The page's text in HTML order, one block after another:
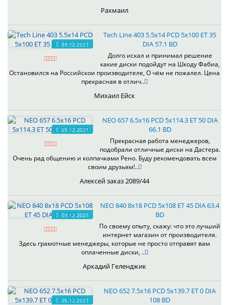
Рахмаил
09.12.2021
Tech Line 403 5.5x14 PCD 5x100 ET 35
DIA 57.1 BD
Долго искал и принимал решение
какие диски подойдут на Шкоду Фабиа,
Остановился на Российскои производителе, О чём не пожалел. Цена
прекрасная в отлич..
Михаил Ейск
09.12.2021
NEO 657 6.5x16 PCD 5x114.3 ET 50 DIA
66.1 BD
Прекрасная работа менеджеров,
подобрали отличные диски на Дастера.
Очень рад общению и колпачками Рено. Буду рекомендовать всем
своим друзьям!..
Алексей заказ 2089/44
09.12.2021
NEO 840 8x18 PCD 5x108 ET 45 DIA 63.4
BD
По своему опыту, скажу: что это лучший
интернет магазин от производителя.
Здесь грамотные менеджеры, которые не просто отправят вам
оплаченные диски, ..
Аркадий Геленджик
05.12.2021
NEO 652 7.5x16 PCD 5x139.7 ET 0 DIA
108 BD